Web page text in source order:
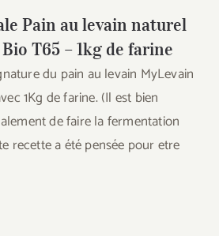
Pain au levain naturel
T65 – 1kg de farine
du pain au levain MyLevain
1Kg de farine. (Il est bien
de faire la fermentation
recette a été pensée pour etre